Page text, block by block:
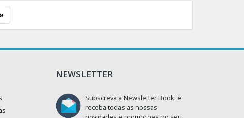
»
NEWSLETTER
Subscreva a Newsletter Booki e
receba todas as nossas